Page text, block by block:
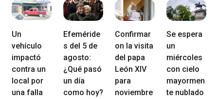
Un
vehículo
impactó
contra un
local por
una falla
Efeméride
s del 5 de
agosto:
¿Qué pasó
un día
como hoy?
Confirmar
on la visita
del papa
León XIV
para
noviembre
Se espera
un
miércoles
con cielo
mayormen
te nublado